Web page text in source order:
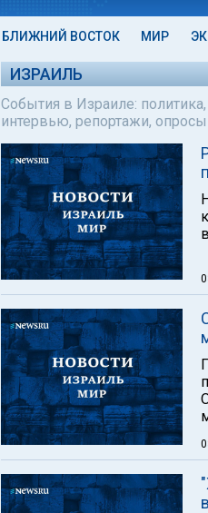
БЛИЖНИЙ ВОСТОК МИР
ИЗРАИЛЬ
События в Израиле:
интервью, репортажи, опросы